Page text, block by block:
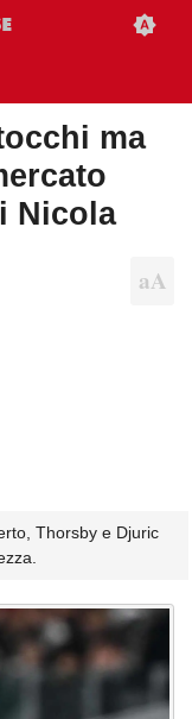
ma
Nicola
Thorsby e Djuric